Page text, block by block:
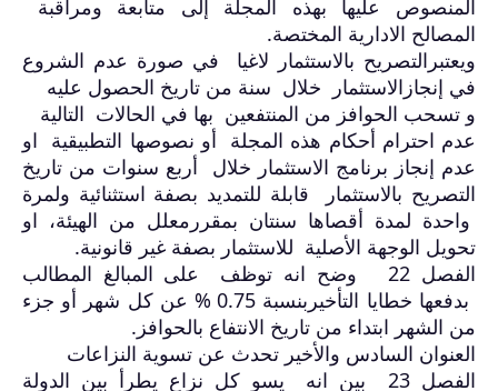
المنصوص عليها بهذه المجلة إلى متابعة ومراقبة
المصالح الادارية المختصة.
ويعتبرالتصريح بالاستثمار لاغيا في صورة عدم الشروع
في إنجازالاستثمار خلال سنة من تاريخ الحصول عليه
و تسحب الحوافز من المنتفعين بها في الحالات التالية
عدم احترام أحكام هذه المجلة أو نصوصها التطبيقية او
عدم إنجاز برنامج الاستثمار خلال أربع سنوات من تاريخ
التصريح بالاستثمار قابلة للتمديد بصفة استثنائية ولمرة
واحدة لمدة أقصاها سنتان بمقررمعلل من الهيئة، او
تحويل الوجهة الأصلية للاستثمار بصفة غير قانونية.
الفصل 22 وضح انه توظف على المبالغ المطالب
بدفعها خطايا التأخيربنسبة 0.75 % عن كل شهر أو جزء
من الشهر ابتداء من تاريخ الانتفاع بالحوافز .
العنوان السادس والأخير تحدث عن تسوية النزاعات
الفصل 23 بين انه يسو كل نزاع يطرأ بين الدولة